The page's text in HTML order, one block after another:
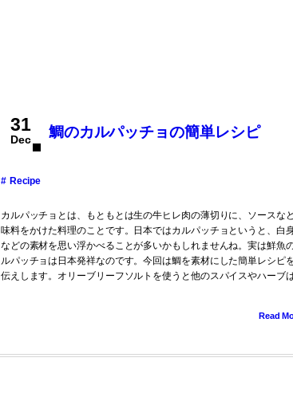
31
Dec 鯛のカルパッチョの簡単レシピ
Recipe
カルパッチョとは、もともとは生の牛ヒレ肉の薄切りに、ソースな
味料をかけた料理のことです。日本ではカルパッチョというと、白
などの素材を思い浮かべることが多いかもしれませんね。実は鮮魚
ルパッチョは日本発祥なのです。今回は鯛を素材にした簡単レシピ
伝えします。オリーブリーフソルトを使うと他のスパイスやハーブは
Read